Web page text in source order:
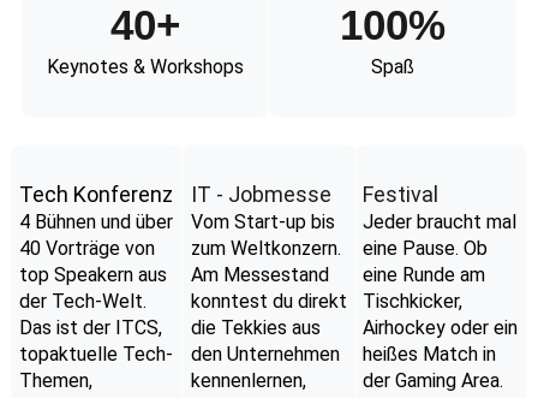
Keynotes & Workshops
40+
Spaß
100%
Tech Konferenz
4 Bühnen und über
40 Vorträge von
top Speakern aus
der Tech-Welt.
Das ist der ITCS,
topaktuelle Tech-
Themen,
IT - Jobmesse
Vom Start-up bis
zum Weltkonzern.
Am Messestand
konntest du direkt
die Tekkies aus
den Unternehmen
kennenlernen,
Festival
Jeder braucht mal
eine Pause. Ob
eine Runde am
Tischkicker,
Airhockey oder ein
heißes Match in
der Gaming Area.